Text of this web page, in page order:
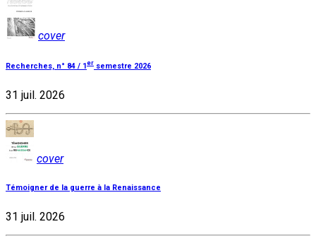
cover
Recherches, n° 84 / 1 er semestre 2026
31 juil. 2026
cover
Témoigner de la guerre à la Renaissance
31 juil. 2026